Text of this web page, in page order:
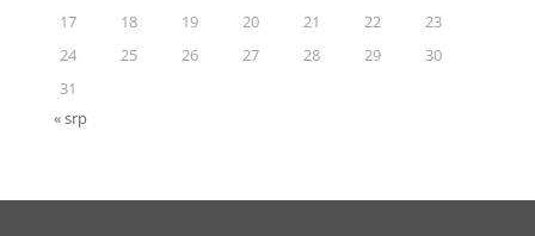
17
18 19 20 21 22
23
24
25 26 27 28 29
30
31
« srp